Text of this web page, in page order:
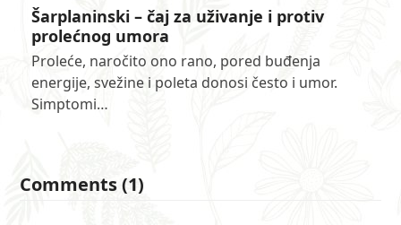
Šarplaninski – čaj za uživanje i protiv
prolećnog umora
Proleće, naročito ono rano, pored buđenja
energije, svežine i poleta donosi često i umor.
Simptomi…
Comments (1)